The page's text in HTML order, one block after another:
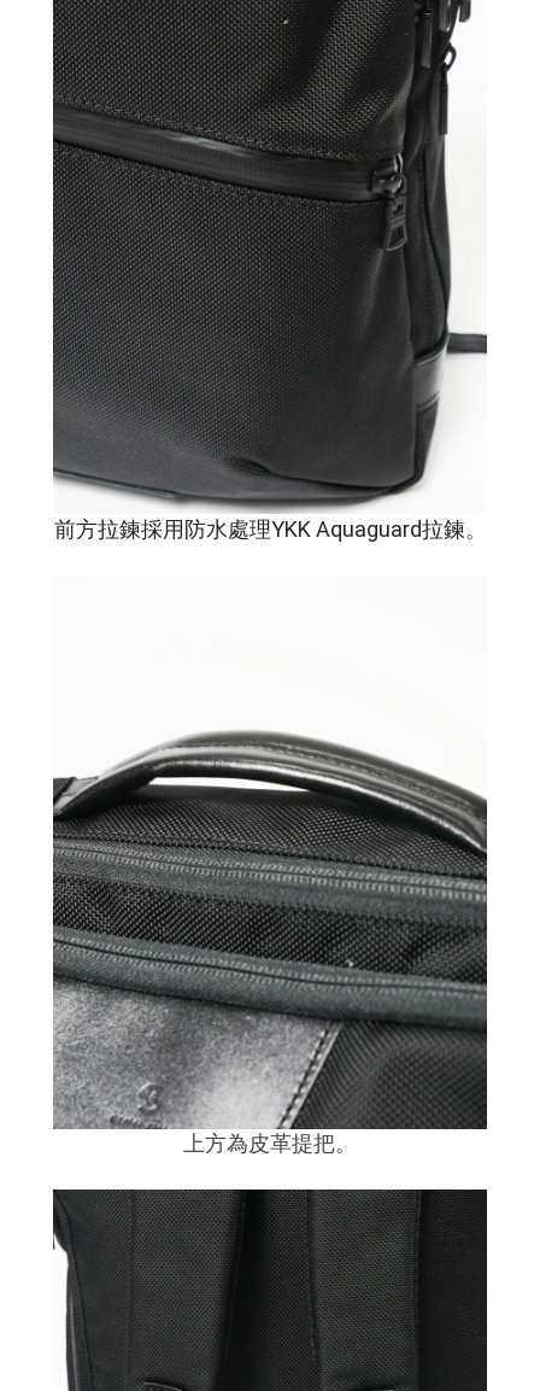
前方拉鍊採用 防水處理YKK Aquaguard拉鍊。
上方為皮革提把。